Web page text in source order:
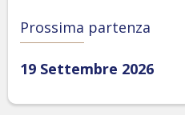
Prossima partenza
19 Settembre 2026